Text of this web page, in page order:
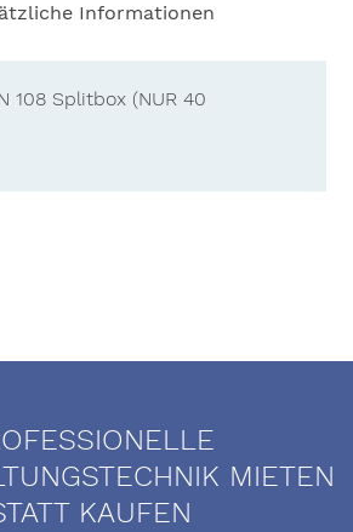
Informationen
108 Splitbox (NUR 40
MIETEN
KAUFEN